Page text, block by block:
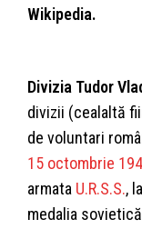
Wikipedia.
Divizia Tudor
divizii (cealaltă
de voluntari
15 octombrie
armata U.R.S.S., la
medalia